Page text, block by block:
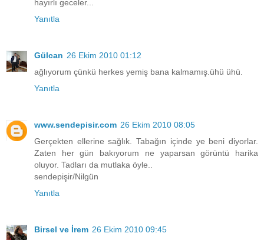
hayırlı geceler...
Yanıtla
Gülcan 26 Ekim 2010 01:12
ağlıyorum çünkü herkes yemiş bana kalmamış.ühü ühü.
Yanıtla
www.sendepisir.com 26 Ekim 2010 08:05
Gerçekten ellerine sağlık. Tabağın içinde ye beni diyorlar.
Zaten her gün bakıyorum ne yaparsan görüntü harika
oluyor. Tadları da mutlaka öyle..
sendepişir/Nilgün
Yanıtla
Birsel ve İrem 26 Ekim 2010 09:45